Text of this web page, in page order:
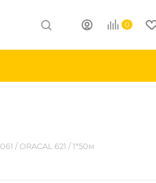
0
061 / ORACAL 621 / 1*50м